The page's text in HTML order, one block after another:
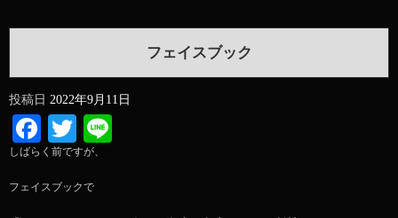
フェイスブック
投稿日 2022年9月11日
Facebook
Twitter
しばらく前ですが、
フェイスブックで